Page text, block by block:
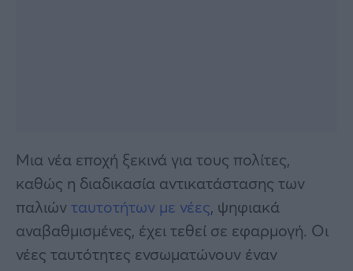
Μια νέα εποχή ξεκινά για τους πολίτες,
καθώς η διαδικασία αντικατάστασης των
παλιώνταυτοτήτων με νέες, ψηφιακά
αναβαθμισμένες, έχει τεθεί σε εφαρμογή. Οι
νέες ταυτότητες ενσωματώνουν έναν